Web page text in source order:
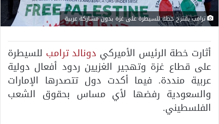
ترامب يقترح خطة للسيطرة على غزة بدون مشاركة عربية
أثارت خطة الرئيس الأميركي دونالد ترامب للسيطرة
على قطاع غزة وتهجير الغزيين ردود أفعال دولية
عربية منددة. فيما أكدت دول تتصدرها الإمارات
والسعودية رفضها لأي مساس بحقوق الشعب
الفلسطيني.